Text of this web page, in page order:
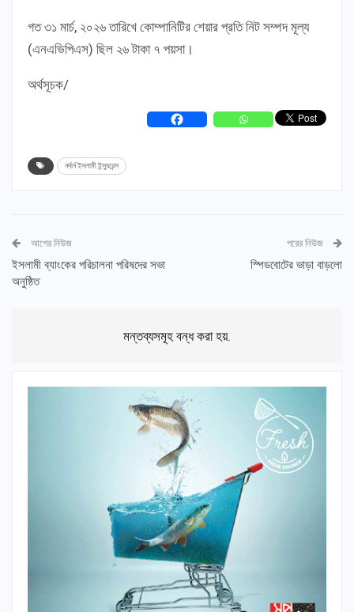
গত ৩১ মার্চ, ২০২৬ তারিখে কোম্পানিটির শেয়ার প্রতি নিট সম্পদ মূল্য
(এনএভিপিএস) ছিল ২৬ টাকা ৭ পয়সা।
অর্থসূচক/
নর্দার্ন ইসলামী ইন্স্যুরেন্স
আগের নিউজ
ইসলামী ব্যাংকের পরিচালনা পরিষদের সভা
অনুষ্ঠিত
পরের নিউজ
স্পিডবোটের ভাড়া বাড়লো
মন্তব্যসমূহ বন্ধ করা হয়.